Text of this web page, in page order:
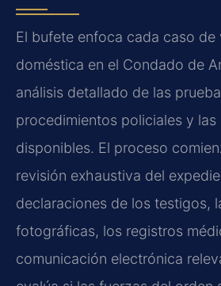
El bufete enfoca cada caso de
doméstica en el Condado de
análisis detallado de las
procedimientos policiales y
disponibles. El proceso
revisión exhaustiva del
declaraciones de los testigos,
fotográficas, los registros
comunicación electrónica